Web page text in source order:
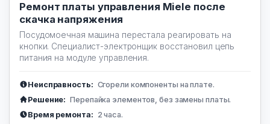
Ремонт платы управления Miele после
скачка напряжения
Посудомоечная машина перестала реагировать на
кнопки. Специалист-электронщик восстановил цепь
питания на модуле управления.
Неисправность: Сгорели компоненты на плате.
Решение: Перепайка элементов, без замены платы.
Время ремонта: 2 часа.